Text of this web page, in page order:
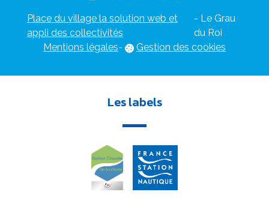
Place du village la solution web et
appli des collectivités
- Le Grau
du Roi
Mentions légales- Gestion des cookies
Les labels